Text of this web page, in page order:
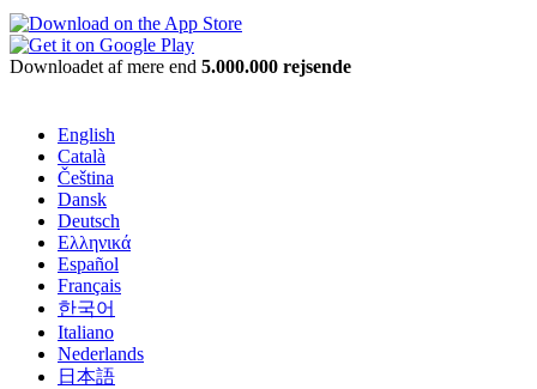
Downloadet af mere end 5.000.000 rejsende
English
Català
Čeština
Dansk
Deutsch
Ελληνικά
Español
Français
한국어
Italiano
Nederlands
日本語